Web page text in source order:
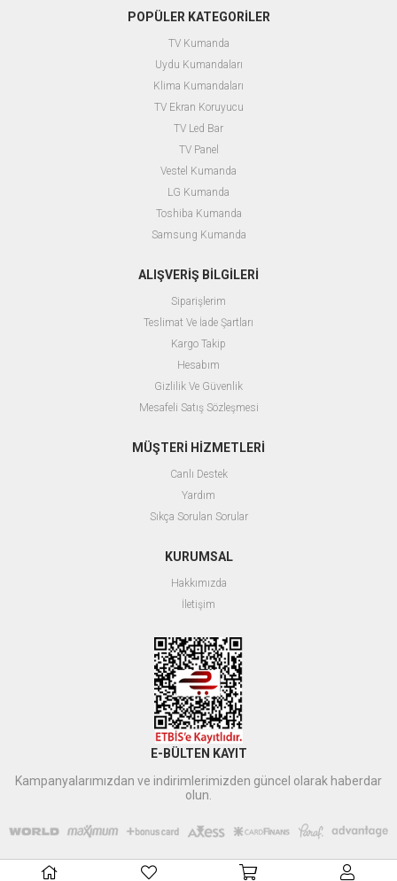
POPÜLER KATEGORİLER
TV Kumanda
Uydu Kumandaları
Klima Kumandaları
TV Ekran Koruyucu
TV Led Bar
TV Panel
Vestel Kumanda
LG Kumanda
Toshiba Kumanda
Samsung Kumanda
ALIŞVERİŞ BİLGİLERİ
Siparişlerim
Teslimat Ve İade Şartları
Kargo Takip
Hesabım
Gizlilik Ve Güvenlik
Mesafeli Satış Sözleşmesi
MÜŞTERİ HİZMETLERİ
Canlı Destek
Yardım
Sıkça Sorulan Sorular
KURUMSAL
Hakkımızda
İletişim
E-BÜLTEN KAYIT
Kampanyalarımızdan ve indirimlerimizden güncel olarak haberdar
olun.